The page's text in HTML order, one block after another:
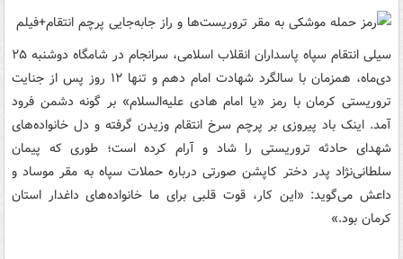
سیلی انتقام سپاه پاسداران انقلاب اسلامی، سرانجام در شامگاه دوشنبه ۲۵
دی‌ماه، همزمان با سالگرد شهادت امام دهم و تنها ۱۲ روز پس از جنایت
تروریستی کرمان با رمز «یا امام هادی علیه‌السلام» بر گونه دشمن فرود
آمد. اینک باد پیروزی بر پرچم سرخ انتقام وزیدن گرفته و دل خانواده‌های
شهدای حادثه تروریستی را شاد و آرام کرده است؛ طوری که پیمان
سلطانی‌نژاد پدر دختر کاپشن صورتی درباره حملات سپاه به مقر موساد و
داعش می‌گوید: «این کار، قوت قلبی برای ما خانواده‌های داغدار استان
کرمان بود.»